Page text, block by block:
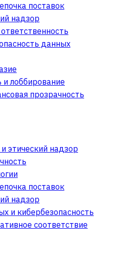
поставок
надзор
данных
и лоббирование
прозрачность
этический надзор
поставок
надзор
и кибербезопасность
соответствие